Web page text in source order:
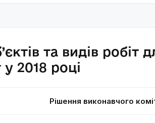
та видів робіт
2018 році
Рішення виконавчого